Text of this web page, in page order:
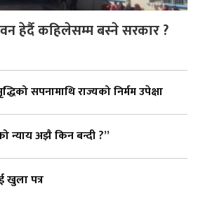
हेर्दै कहिलेसम्म बस्ने सरकार ?
सपनामाथि राज्यको निर्मम उपेक्षा
न्याय अझै किन बन्दी ?”
खुला पत्र